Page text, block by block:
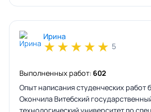
Ирина
★★★★★ 5
Выполненных работ: 602
Опыт написания студенческих работ
Окончила Витебский